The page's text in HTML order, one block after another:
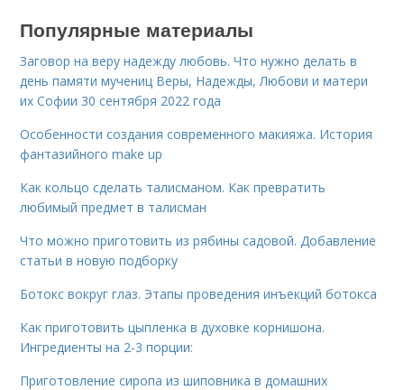
Популярные материалы
Заговор на веру надежду любовь. Что нужно делать в
день памяти мучениц Веры, Надежды, Любови и матери
их Софии 30 сентября 2022 года
Особенности создания современного макияжа. История
фантазийного make up
Как кольцо сделать талисманом. Как превратить
любимый предмет в талисман
Что можно приготовить из рябины садовой. Добавление
статьи в новую подборку
Ботокс вокруг глаз. Этапы проведения инъекций ботокса
Как приготовить цыпленка в духовке корнишона.
Ингредиенты на 2-3 порции:
Приготовление сиропа из шиповника в домашних